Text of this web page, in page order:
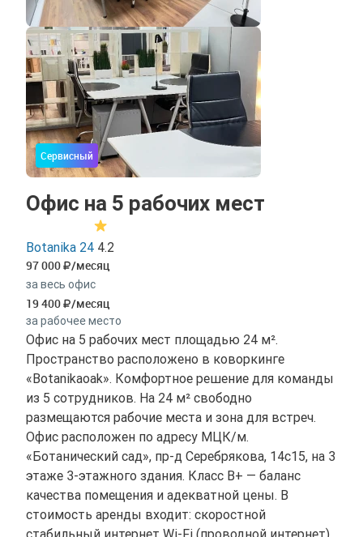
Сервисный
Офис на 5 рабочих мест
Botanika 24 4.2
97 000 /месяц
за весь офис
19 400 /месяц
за рабочее место
Офис на 5 рабочих мест площадью 24 м².
Пространство расположено в коворкинге
«Botanikaoak». Комфортное решение для команды
из 5 сотрудников. На 24 м² свободно
размещаются рабочие места и зона для встреч.
Офис расположен по адресу МЦК/м.
«Ботанический сад», пр-д Серебрякова, 14с15, на 3
этаже 3-этажного здания. Класс B+ — баланс
качества помещения и адекватной цены. В
стоимость аренды входит: скоростной
стабильный интернет Wi-Fi (проводной интернет).